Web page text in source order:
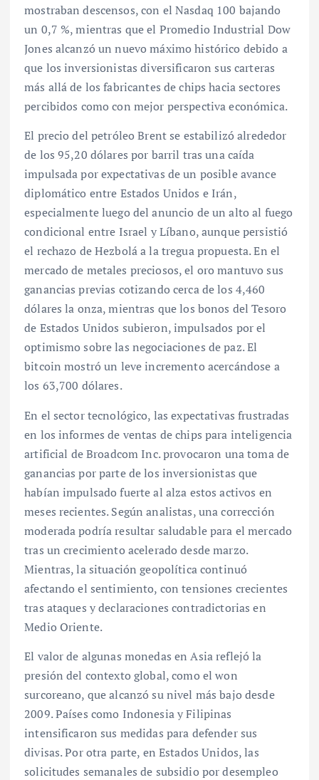
mostraban descensos, con el Nasdaq 100 bajando
un 0,7 %, mientras que el Promedio Industrial Dow
Jones alcanzó un nuevo máximo histórico debido a
que los inversionistas diversificaron sus carteras
más allá de los fabricantes de chips hacia sectores
percibidos como con mejor perspectiva económica.
El precio del petróleo Brent se estabilizó alrededor
de los 95,20 dólares por barril tras una caída
impulsada por expectativas de un posible avance
diplomático entre Estados Unidos e Irán,
especialmente luego del anuncio de un alto al fuego
condicional entre Israel y Líbano, aunque persistió
el rechazo de Hezbolá a la tregua propuesta. En el
mercado de metales preciosos, el oro mantuvo sus
ganancias previas cotizando cerca de los 4,460
dólares la onza, mientras que los bonos del Tesoro
de Estados Unidos subieron, impulsados por el
optimismo sobre las negociaciones de paz. El
bitcoin mostró un leve incremento acercándose a
los 63,700 dólares.
En el sector tecnológico, las expectativas frustradas
en los informes de ventas de chips para inteligencia
artificial de Broadcom Inc. provocaron una toma de
ganancias por parte de los inversionistas que
habían impulsado fuerte al alza estos activos en
meses recientes. Según analistas, una corrección
moderada podría resultar saludable para el mercado
tras un crecimiento acelerado desde marzo.
Mientras, la situación geopolítica continuó
afectando el sentimiento, con tensiones crecientes
tras ataques y declaraciones contradictorias en
Medio Oriente.
El valor de algunas monedas en Asia reflejó la
presión del contexto global, como el won
surcoreano, que alcanzó su nivel más bajo desde
2009. Países como Indonesia y Filipinas
intensificaron sus medidas para defender sus
divisas. Por otra parte, en Estados Unidos, las
solicitudes semanales de subsidio por desempleo